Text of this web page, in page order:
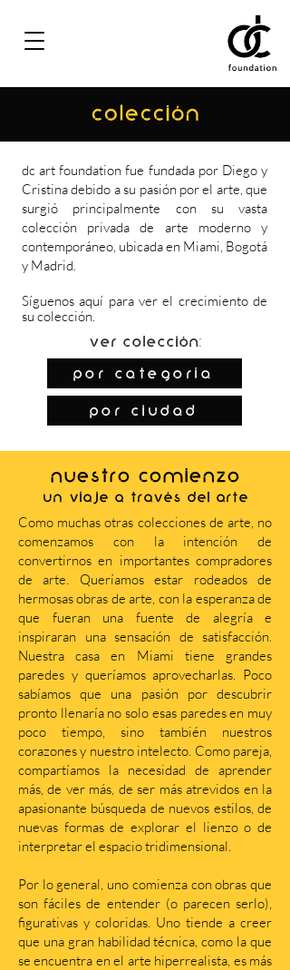
COLECCIÓN
dc art foundation fue fundada por Diego y
Cristina debido a su pasión por el arte, que
surgió principalmente con su vasta
colección privada de arte moderno y
contemporáneo, ubicada en Miami, Bogotá
y Madrid.
Síguenosaquí para ver el crecimiento de
su colección.
Ver colección:
por categoría
por ciudad
NUESTRO COMIENZO
Un viaje a través del arte
Como muchas otras colecciones de arte, no
comenzamos con la intención de
convertirnos en importantes compradores
de arte. Queríamos estar rodeados de
hermosas obras de arte, con la esperanza de
que fueran una fuente de alegría e
inspiraran una sensación de satisfacción.
Nuestra casa en Miami tiene grandes
paredes y queríamos aprovecharlas. Poco
sabíamos que una pasión por descubrir
pronto llenaría no solo esas paredes en muy
poco tiempo, sino también nuestros
corazones y nuestro intelecto. Como pareja,
compartíamos la necesidad de aprender
más, de ver más, de ser más atrevidos en la
apasionante búsqueda de nuevos estilos, de
nuevas formas de explorar el lienzo o de
interpretar el espacio tridimensional.
Por lo general, uno comienza con obras que
son fáciles de entender (o parecen serlo),
figurativas y coloridas. Uno tiende a creer
que una gran habilidad técnica, como la que
se encuentra en el arte hiperrealista, es más